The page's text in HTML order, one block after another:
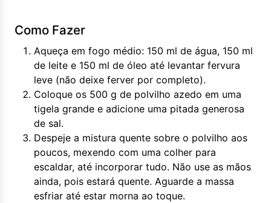
Como Fazer
Aqueça em fogo médio: 150 ml de água, 150 ml
de leite e 150 ml de óleo até levantar fervura
leve (não deixe ferver por completo).
Coloque os 500 g de polvilho azedo em uma
tigela grande e adicione uma pitada generosa
de sal.
Despeje a mistura quente sobre o polvilho aos
poucos, mexendo com uma colher para
escaldar, até incorporar tudo. Não use as mãos
ainda, pois estará quente. Aguarde a massa
esfriar até estar morna ao toque.